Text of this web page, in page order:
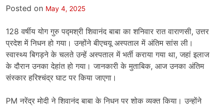
Posted on May 4, 2025
128 वर्षीय योग गुरु पद्मश्री शिवानंद बाबा का शनिवार रात वाराणसी, उत्तर
प्रदेश में निधन हो गया। उन्होंने बीएचयू अस्पताल में अंतिम सांस ली।
स्वास्थ्य बिगड़ने के चलते उन्हें अस्पताल में भर्ती कराया गया था, जहां इलाज
के दौरान उनका देहांत हो गया। जानकारी के मुताबिक, आज उनका अंतिम
संस्कार हरिश्चंद्र घाट पर किया जाएगा।
PM नरेंद्र मोदी ने शिवानंद बाबा के निधन पर शोक व्यक्त किया। उन्होंने